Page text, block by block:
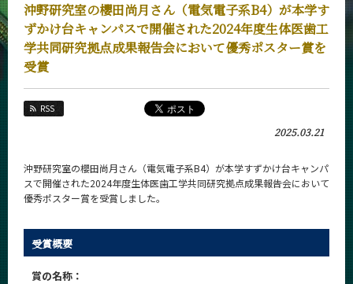
沖野研究室の櫻田尚月さん（電気電子系B4）が本学す
ずかけ台キャンパスで開催された2024年度生体医歯工
学共同研究拠点成果報告会において優秀ポスター賞を
受賞
RSS
2025.03.21
沖野研究室の櫻田尚月さん（電気電子系B4）が本学すずかけ台キャンパ
スで開催された2024年度生体医歯工学共同研究拠点成果報告会において
優秀ポスター賞を受賞しました。
受賞概要
賞の名称：
教育
Education
教員・研究室
Faculty and Laboratories
未来
Future
電気電子系 News
News